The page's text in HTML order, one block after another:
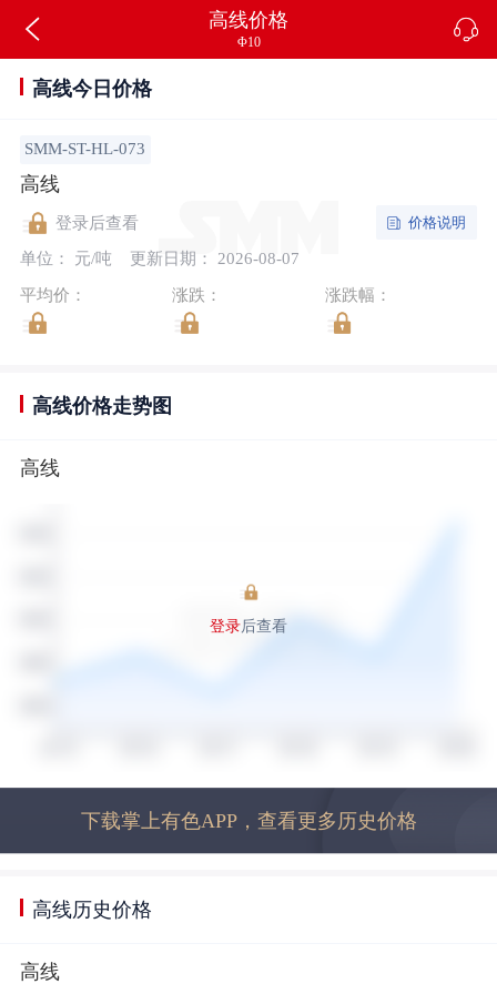
高线价格
Φ10
高线今日价格
SMM-ST-HL-073
高线
登录后查看
单位： 元/吨
更新日期： 2026-08-07
价格说明
平均价： 涨跌： 涨跌幅：
高线价格走势图
高线
登录后查看
下载掌上有色APP，查看更多历史价格
高线历史价格
高线